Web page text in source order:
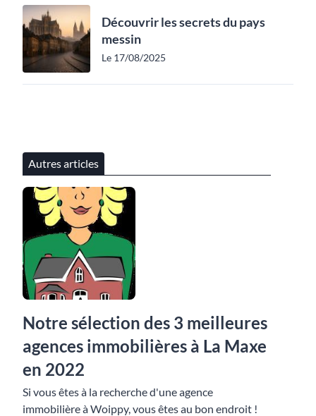
Découvrir les secrets du pays
messin
Le 17/08/2025
Autres articles
Notre sélection des 3 meilleures
agences immobilières à La Maxe
en 2022
Si vous êtes à la recherche d'une agence
immobilière à Woippy, vous êtes au bon endroit !